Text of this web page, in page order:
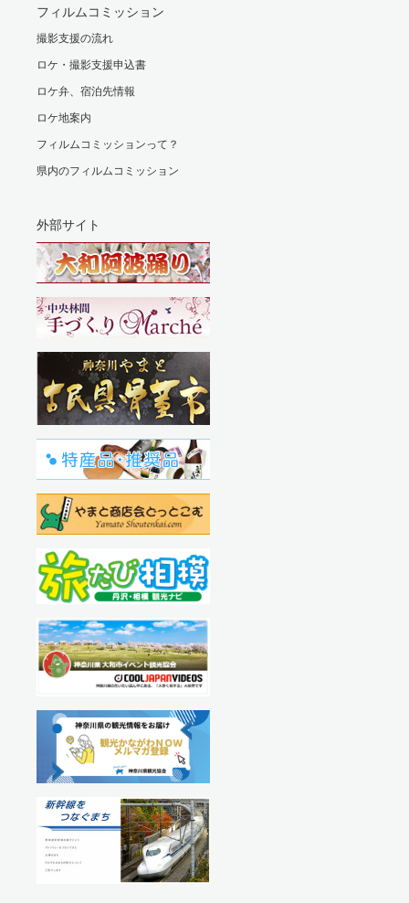
フィルムコミッション
撮影支援の流れ
ロケ・撮影支援申込書
ロケ弁、宿泊先情報
ロケ地案内
フィルムコミッションって？
県内のフィルムコミッション
外部サイト